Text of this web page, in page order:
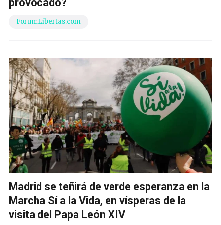
provocado?
ForumLibertas.com
Madrid se teñirá de verde esperanza en la
Marcha Sí a la Vida, en vísperas de la
visita del Papa León XIV